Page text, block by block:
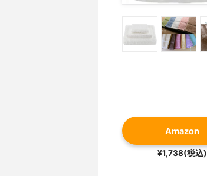
Amazon
¥1,738(税込)